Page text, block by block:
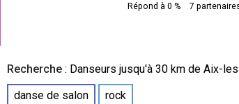
Répond à 0 % 7
Recherche : Danseurs jusqu'à 30 km de Aix-
danse de salon
rock